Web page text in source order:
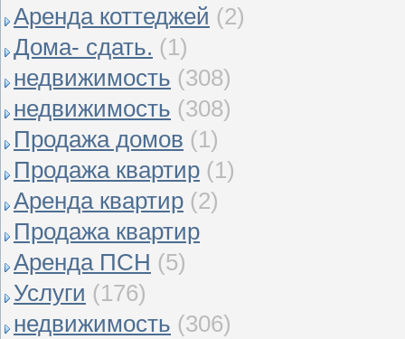
Аренда коттеджей (2)
Дома- сдать. (1)
недвижимость (308)
недвижимость (308)
Продажа домов (1)
Продажа квартир (1)
Аренда квартир (2)
Продажа квартир
Аренда ПСН (5)
Услуги (176)
недвижимость (306)